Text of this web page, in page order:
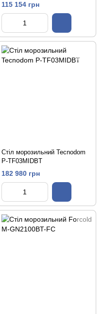
115 154 грн
Стіл морозильний Tecnodom
P-TF03MIDBT
182 980 грн